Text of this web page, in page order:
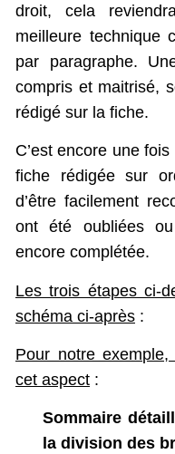
droit, cela
meilleure technique
par paragraphe.
compris et maitrisé,
rédigé sur la fiche.
C’est encore une
fiche rédigée sur
d’être facilement
ont été oubliées
encore complétée.
Les trois étapes ci-
schéma ci-après :
Pour notre
cet aspect :
Sommaire
la division des